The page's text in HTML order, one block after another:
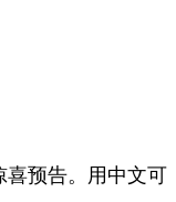
喜预告。用中文可